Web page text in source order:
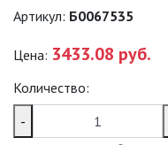
Артикул: Б0067535
Цена: 3433.08 руб.
Количество:
-